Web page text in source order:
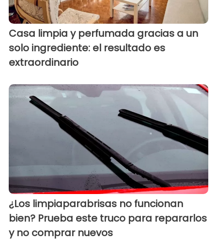
Casa limpia y perfumada gracias a un
solo ingrediente: el resultado es
extraordinario
¿Los limpiaparabrisas no funcionan
bien? Prueba este truco para repararlos
y no comprar nuevos